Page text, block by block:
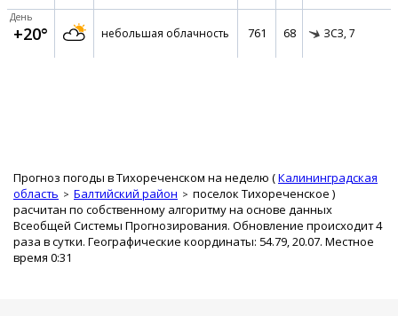
День
+20° небольшая облачность 761 68 ЗСЗ, 7
Прогноз погоды в Тихореченском на неделю (Калининградская
область
Балтийский район поселок Тихореченское )
расчитан по собственному алгоритму на основе данных
Всеобщей Системы Прогнозирования. Обновление происходит 4
раза в сутки. Географические координаты: 54.79, 20.07. Местное
время 0:31